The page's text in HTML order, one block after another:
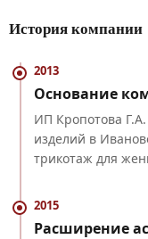
История компании
2013
Основание
ИП Кропотова
изделий в
трикотаж для
2015
Расширение